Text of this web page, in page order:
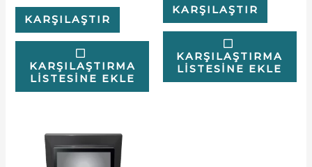
KARŞILAŞTIR
KARŞILAŞTIRMA
LISTESINE EKLE
KARŞILAŞTIR
KARŞILAŞTIRMA
LISTESINE EKLE